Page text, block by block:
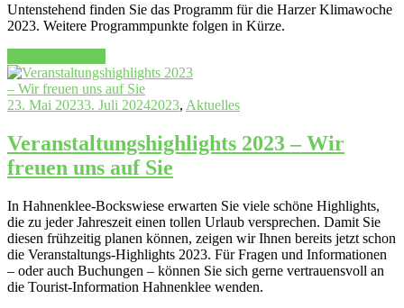
Untenstehend finden Sie das Programm für die Harzer Klimawoche
2023. Weitere Programmpunkte folgen in Kürze.
Klimawoche
vom
06.11.
12.11.2023“
23. Mai 20233. Juli 20242023, Aktuelles
Veranstaltungshighlights 2023 – Wir
freuen uns auf Sie
In Hahnenklee-Bockswiese erwarten Sie viele schöne Highlights,
die zu jeder Jahreszeit einen tollen Urlaub versprechen. Damit Sie
diesen frühzeitig planen können, zeigen wir Ihnen bereits jetzt schon
die Veranstaltungs-Highlights 2023. Für Fragen und Informationen
– oder auch Buchungen – können Sie sich gerne vertrauensvoll an
die Tourist-Information Hahnenklee wenden.